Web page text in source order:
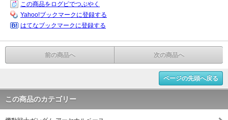
この商品をログピでつぶやく
Yahoo!ブックマークに登録する
はてなブックマークに登録する
前の商品へ 次の商品へ
ページの先頭へ戻る
この商品のカテゴリー